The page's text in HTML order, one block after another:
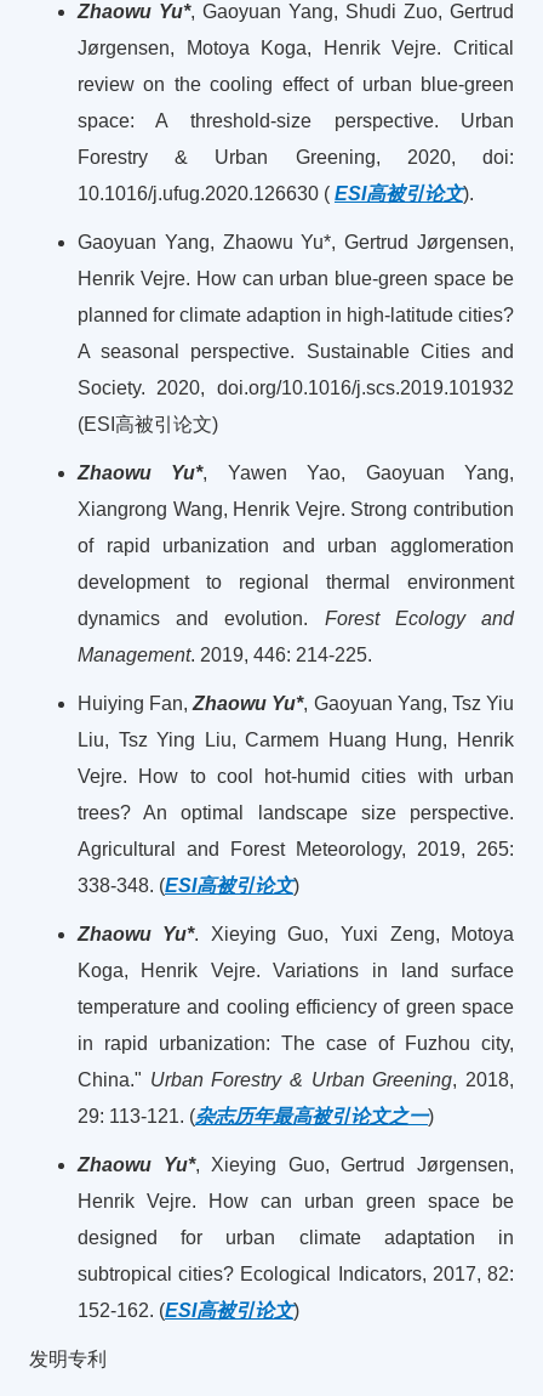
Zhaowu Yu*, Gaoyuan Yang, Shudi Zuo, Gertrud
Jørgensen, Motoya Koga, Henrik Vejre. Critical
review on the cooling effect of urban blue-green
space: A threshold-size perspective. Urban
Forestry & Urban Greening, 2020, doi:
10.1016/j.ufug.2020.126630 ( ESI高被引论文).
Gaoyuan Yang, Zhaowu Yu*, Gertrud Jørgensen,
Henrik Vejre. How can urban blue-green space be
planned for climate adaption in high-latitude cities?
A seasonal perspective. Sustainable Cities and
Society. 2020, doi.org/10.1016/j.scs.2019.101932
(ESI高被引论文)
Zhaowu Yu*, Yawen Yao, Gaoyuan Yang,
Xiangrong Wang, Henrik Vejre. Strong contribution
of rapid urbanization and urban agglomeration
development to regional thermal environment
dynamics and evolution. Forest Ecology and
Management. 2019, 446: 214-225.
Huiying Fan,Zhaowu Yu*, Gaoyuan Yang, Tsz Yiu
Liu, Tsz Ying Liu, Carmem Huang Hung, Henrik
Vejre. How to cool hot-humid cities with urban
trees? An optimal landscape size perspective.
Agricultural and Forest Meteorology, 2019, 265:
338-348. (ESI高被引论文)
Zhaowu Yu*. Xieying Guo, Yuxi Zeng, Motoya
Koga, Henrik Vejre. Variations in land surface
temperature and cooling efficiency of green space
in rapid urbanization: The case of Fuzhou city,
China." Urban Forestry & Urban Greening, 2018,
29: 113-121. (杂志历年最高被引论文之一)
Zhaowu Yu*, Xieying Guo, Gertrud Jørgensen,
Henrik Vejre. How can urban green space be
designed for urban climate adaptation in
subtropical cities? Ecological Indicators, 2017, 82:
152-162. (ESI高被引论文)
发明专利